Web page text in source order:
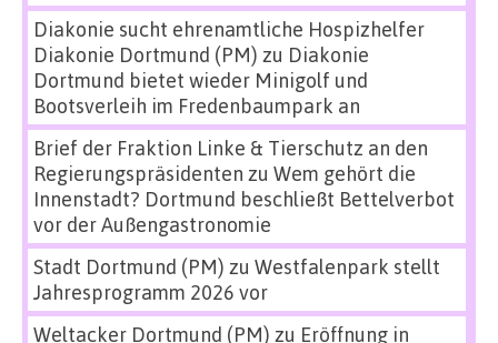
Diakonie sucht ehrenamtliche Hospizhelfer
Diakonie Dortmund (PM) zu Diakonie
Dortmund bietet wieder Minigolf und
Bootsverleih im Fredenbaumpark an
Brief der Fraktion Linke & Tierschutz an den
Regierungspräsidenten zu Wem gehört die
Innenstadt? Dortmund beschließt Bettelverbot
vor der Außengastronomie
Stadt Dortmund (PM) zu Westfalenpark stellt
Jahresprogramm 2026 vor
Weltacker Dortmund (PM) zu Eröffnung in